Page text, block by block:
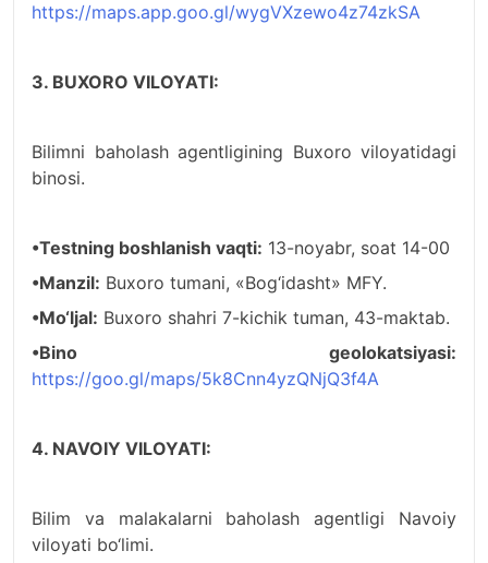
https://maps.app.goo.gl/wygVXzewo4z74zkSA
3. BUXORO VILOYATI:
Bilimni baholash agentligining Buxoro viloyatidagi
binosi.
•Testning boshlanish vaqti: 13-noyabr, soat 14-00
•Manzil: Buxoro tumani, «Bog‘idasht» MFY.
•Mo‘ljal: Buxoro shahri 7-kichik tuman, 43-maktab.
•Bino geolokatsiyasi:
https://goo.gl/maps/5k8Cnn4yzQNjQ3f4A
4. NAVOIY VILOYATI:
Bilim va malakalarni baholash agentligi Navoiy
viloyati bo‘limi.